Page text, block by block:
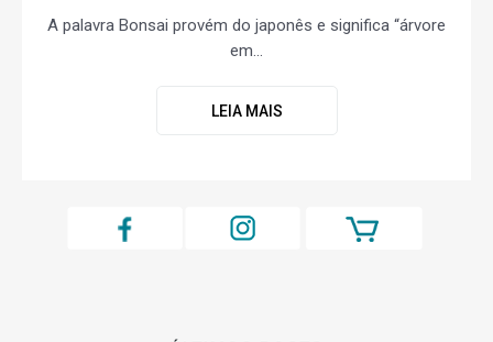
A palavra Bonsai provém do japonês e significa “árvore
em...
LEIA MAIS